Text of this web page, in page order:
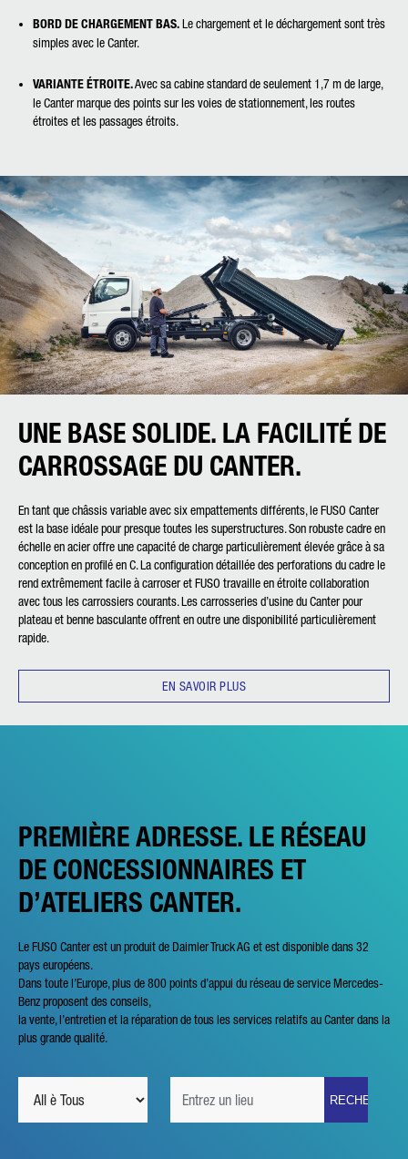
BORD DE CHARGEMENT BAS.Le chargement et le déchargement sont très
simples avec le Canter.
VARIANTE ÉTROITE.Avec sa cabine standard de seulement 1,7 m de large,
le Canter marque des points sur les voies de stationnement, les routes
étroites et les passages étroits.
UNE BASE SOLIDE. LA FACILITÉ DE
CARROSSAGE DU CANTER.
En tant que châssis variable avec six empattements différents, le FUSO Canter
est la base idéale pour presque toutes les superstructures. Son robuste cadre en
échelle en acier offre une capacité de charge particulièrement élevée grâce à sa
conception en profilé en C. La configuration détaillée des perforations du cadre le
rend extrêmement facile à carroser et FUSO travaille en étroite collaboration
avec tous les carrossiers courants. Les carrosseries d’usine du Canter pour
plateau et benne basculante offrent en outre une disponibilité particulièrement
rapide.
EN SAVOIR PLUS
PREMIÈRE ADRESSE. LE RÉSEAU
DE CONCESSIONNAIRES ET
D’ATELIERS CANTER.
Le FUSO Canter est un produit de Daimler Truck AG et est disponible dans 32
pays européens.
Dans toute l’Europe, plus de 800 points d’appui du réseau de service Mercedes-
Benz proposent des conseils,
la vente, l’entretien et la réparation de tous les services relatifs au Canter dans la
plus grande qualité.